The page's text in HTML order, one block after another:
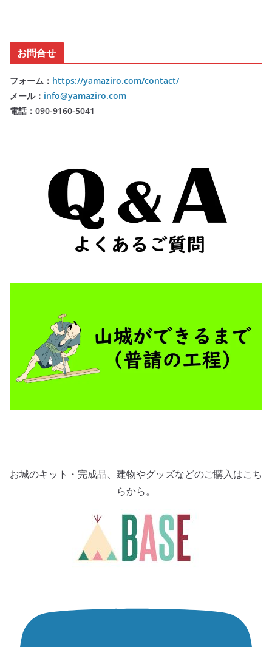
お問合せ
フォーム： https://yamaziro.com/contact/
メール： info@yamaziro.com
電話：090-9160-5041
お城のキット・完成品、建物やグッズなどのご購入はこち
らから。